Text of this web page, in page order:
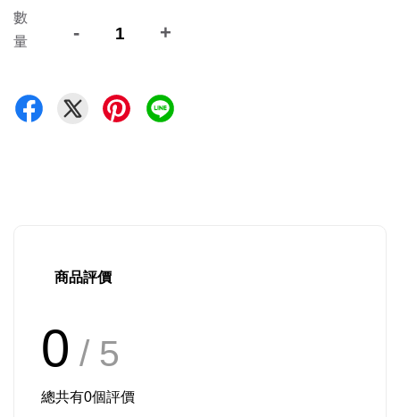
數
量
- +
商品評價
0 / 5
總共有0個評價